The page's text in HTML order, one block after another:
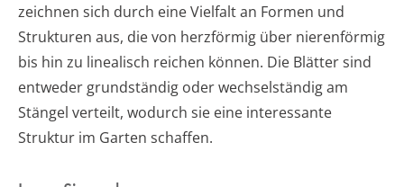
zeichnen sich durch eine Vielfalt an Formen und
Strukturen aus, die von herzförmig über nierenförmig
bis hin zu linealisch reichen können. Die Blätter sind
entweder grundständig oder wechselständig am
Stängel verteilt, wodurch sie eine interessante
Struktur im Garten schaffen.